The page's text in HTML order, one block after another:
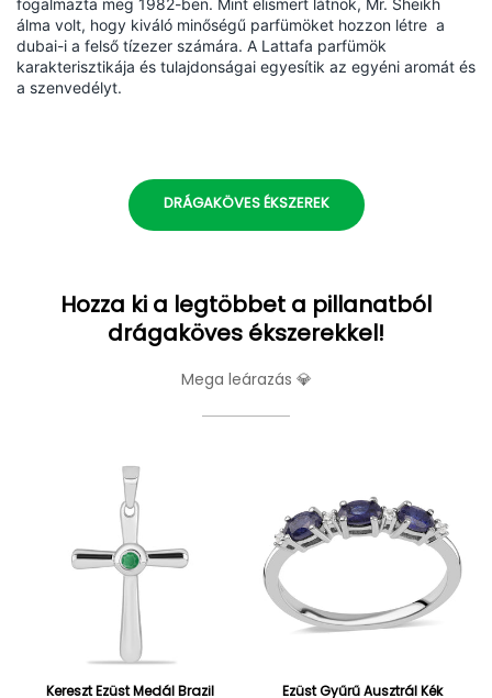
álma volt, hogy kiváló minőségű parfümöket hozzon létre a
dubai-i a felső tízezer számára. A Lattafa parfümök
karakterisztikája és tulajdonságai egyesítik az egyéni aromát és
a szenvedélyt.
DRÁGAKÖVES ÉKSZEREK
Hozza ki a legtöbbet a pillanatból
drágaköves ékszerekkel!
Mega leárazás 💎
Kereszt Ezüst Medál Brazil
Ezüst Gyűrű Ausztrál Kék